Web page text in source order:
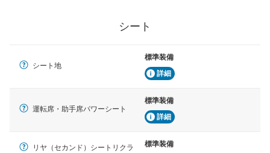
シート
シート地
標準装備
詳細
運転席・助手席パワーシート
標準装備
詳細
リヤ（セカンド）シートリクラ
標準装備